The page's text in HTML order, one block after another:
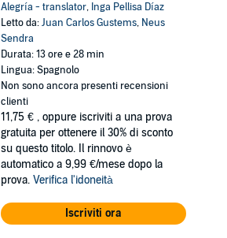
Alegría - translator, Inga Pellisa Díaz
Letto da:Juan Carlos Gustems, Neus
Sendra
Durata: 13 ore e 28 min
Lingua: Spagnolo
Non sono ancora presenti recensioni
clienti
11,75 € , oppure iscriviti a una prova
gratuita per ottenere il 30% di sconto
su questo titolo. Il rinnovo è
automatico a 9,99 €/mese dopo la
prova. Verifica l'idoneità
Iscriviti ora